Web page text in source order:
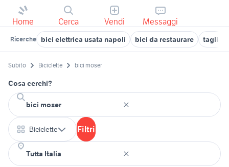
Home Cerca Vendi Messaggi
Ricerche bici elettrica usata napoli bici da restaurare taglia
Subito Biciclette bici moser
Cosa cerchi?
Biciclette Filtri